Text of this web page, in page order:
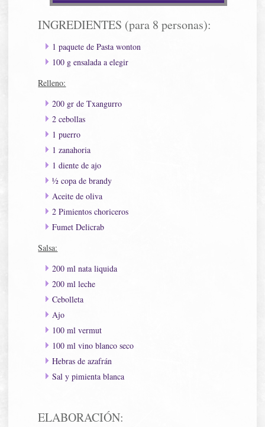
INGREDIENTES (para 8 personas):
1 paquete de Pasta wonton
100 g ensalada a elegir
Relleno:
200 gr de Txangurro
2 cebollas
1 puerro
1 zanahoria
1 diente de ajo
½ copa de brandy
Aceite de oliva
2 Pimientos choriceros
Fumet Delicrab
Salsa:
200 ml nata liquida
200 ml leche
Cebolleta
Ajo
100 ml vermut
100 ml vino blanco seco
Hebras de azafrán
Sal y pimienta blanca
ELABORACIÓN: